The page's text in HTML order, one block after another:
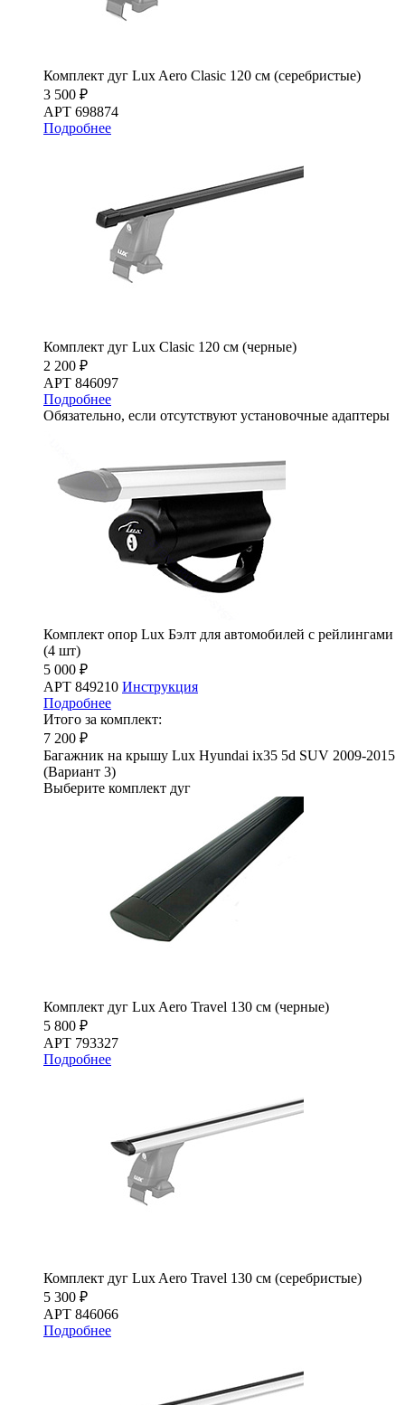
Комплект дуг Lux Aero Clasic 120 см (серебристые)
3 500 ₽
АРТ 698874
Подробнее
Комплект дуг Lux Clasic 120 см (черные)
2 200 ₽
АРТ 846097
Подробнее
Обязательно, если отсутствуют установочные адаптеры
Комплект опор Lux Бэлт для автомобилей с рейлингами
(4 шт)
5 000 ₽
АРТ 849210 Инструкция
Подробнее
Итого за комплект:
7 200 ₽
Багажник на крышу Lux Hyundai ix35 5d SUV 2009-2015
(Вариант 3)
Выберите комплект дуг
Комплект дуг Lux Aero Travel 130 см (черные)
5 800 ₽
АРТ 793327
Подробнее
Комплект дуг Lux Aero Travel 130 см (серебристые)
5 300 ₽
АРТ 846066
Подробнее